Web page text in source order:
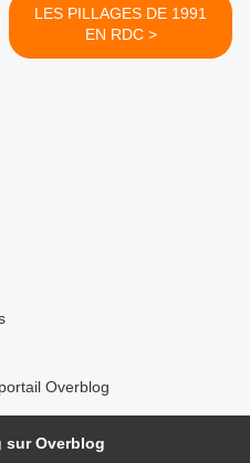
LES PILLAGES DE 1991
EN RDC >
Overblog
sur Overblog